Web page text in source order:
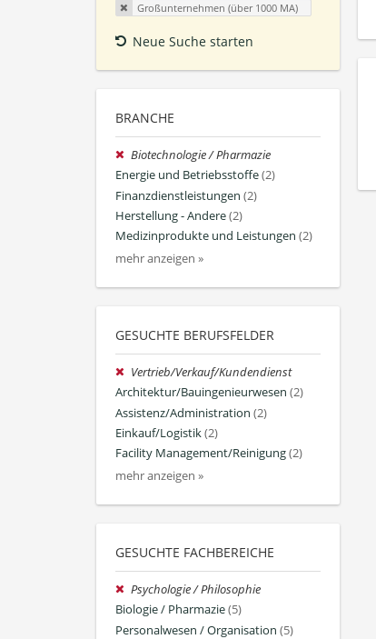
Großunternehmen (über 1000 MA)
Neue Suche starten
BRANCHE
Biotechnologie / Pharmazie
Energie und Betriebsstoffe(2)
Finanzdienstleistungen (2)
Herstellung - Andere(2)
Medizinprodukte und Leistungen (2)
mehr anzeigen »
GESUCHTE BERUFSFELDER
Vertrieb/Verkauf/Kundendienst
Architektur/Bauingenieurwesen (2)
Assistenz/Administration (2)
Einkauf/Logistik(2)
Facility Management/Reinigung(2)
mehr anzeigen »
GESUCHTE FACHBEREICHE
Psychologie / Philosophie
Biologie / Pharmazie(5)
Personalwesen / Organisation (5)